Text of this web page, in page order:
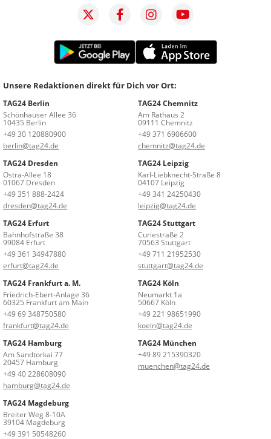
Unsere Redaktionen direkt für Dich vor Ort:
TAG24 Berlin
Schönhauser Allee 36
10435 Berlin
+49 30 120880900
berlin@tag24.de
TAG24 Chemnitz
Am Rathaus 2
09111 Chemnitz
+49 371 6906600
chemnitz@tag24.de
TAG24 Dresden
Ostra-Allee 18
01067 Dresden
+49 351 888-2424
dresden@tag24.de
TAG24 Leipzig
Karl-Liebknecht-Straße 8
04107 Leipzig
+49 341 24250430
leipzig@tag24.de
TAG24 Erfurt
Bahnhofstraße 38
99084 Erfurt
+49 361 34947880
erfurt@tag24.de
TAG24 Stuttgart
Curiestraße 2
70563 Stuttgart
+49 711 21952530
stuttgart@tag24.de
TAG24 Frankfurt a. M.
Friedrich-Ebert-Anlage 36
60325 Frankfurt am Main
+49 69 348750580
frankfurt@tag24.de
TAG24 Köln
Neumarkt 1a
50667 Köln
+49 221 98651990
koeln@tag24.de
TAG24 Hamburg
Am Sandtorkai 77
20457 Hamburg
+49 40 228608090
hamburg@tag24.de
TAG24 München
+49 89 215390320
muenchen@tag24.de
TAG24 Magdeburg
Breiter Weg 8-10A
39104 Magdeburg
+49 391 50548260